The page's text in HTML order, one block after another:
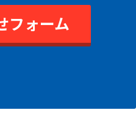
フォーム